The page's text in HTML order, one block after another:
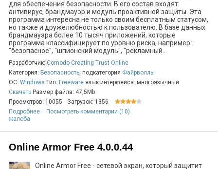
для обеспечения безопасности. В его состав входят:
антивирус, брандмауэр и модуль проактивной защиты. Эта
программа интересна не только своим бесплатным статусом,
но также и дружелюбностью к пользователю. В базе данных
брандмауэра более 10 тысяч приложений, которые
программа классифицирует по уровню риска, например:
"безопасное", "шпионский модуль", "рекламный...
Разработчик: Comodo Creating Trust Online
Категория: Безопасность, подкатегория Файрволлы
ОС: Windows Тип: Freeware язык интерфейса: многоязычный
Скачать Размер файла: 47,5Mb
Просмотров: 10055
Загрузок: 1356
Подробнее
Посмотреть комментарии (10)
жалоба
Online Armor Free 4.0.0.44
Online Armor Free - сетевой экран, который защитит